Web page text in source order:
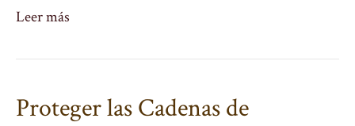
Leer más
Proteger las Cadenas de